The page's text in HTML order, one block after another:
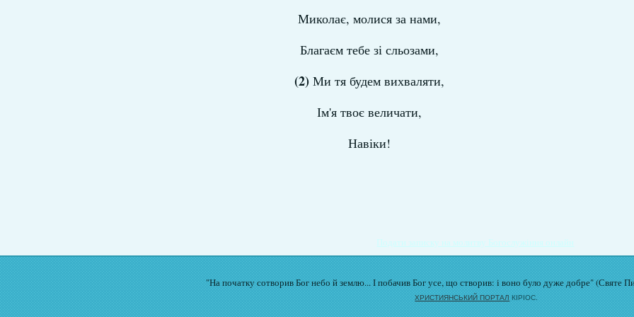
Миколає, молися за нами,
Благаєм тебе зі сльозами,
(2)Ми тя будем вихваляти,
Ім'я твоє величати,
Навіки!
Подати записку на молитву Богослужіння онлайн
"На початку сотворив Бог небо й землю... І побачив Бог усе, що створив: і воно було дуже добре" (Святе
ХРИСТИЯНСЬКИЙ ПОРТАЛ КІРІОС.